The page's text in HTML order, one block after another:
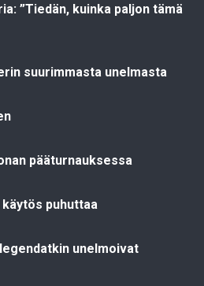
”Tiedän, kuinka paljon tämä
suurimmasta unelmasta
pääturnauksessa
puhuttaa
unelmoivat